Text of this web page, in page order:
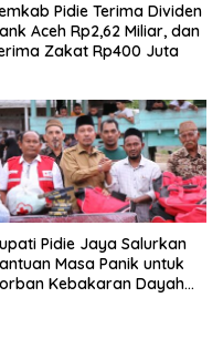
Pidie Terima Dividen
Aceh Rp2,62 Miliar, dan
Zakat Rp400 Juta
Pidie Jaya Salurkan
Masa Panik untuk
Kebakaran Dayah